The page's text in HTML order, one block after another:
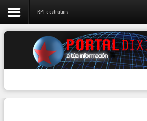
RPT e estrutura